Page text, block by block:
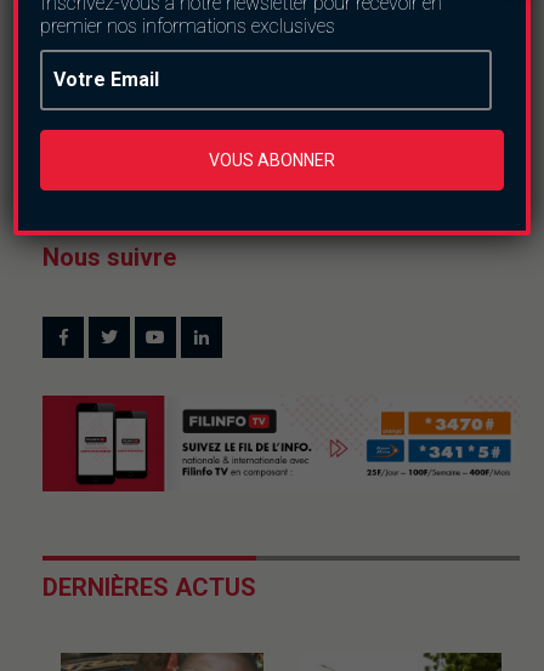
Nous suivre
DERNIÈRES ACTUS
premier nos informations exclusives
VOUS ABONNER